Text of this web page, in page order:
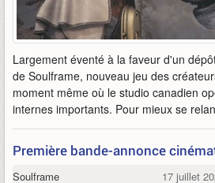
Largement éventé à la faveur d'un
de Soulframe, nouveau jeu des
moment même où le studio canadien
internes importants. Pour mieux se
Première bande-annonce
Soulframe 17 juillet